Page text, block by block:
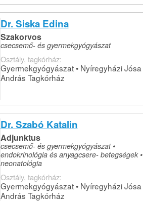
Dr. Siska Edina
Szakorvos
csecsemő- és gyermekgyógyászat
Osztály, tagkórház:
Gyermekgyógyászat • Nyíregyházi Jósa
András Tagkórház
Dr. Szabó Katalin
Adjunktus
csecsemő- és gyermekgyógyászat •
endokrinológia és anyagcsere- betegségek •
neonatológia
Osztály, tagkórház:
Gyermekgyógyászat • Nyíregyházi Jósa
András Tagkórház